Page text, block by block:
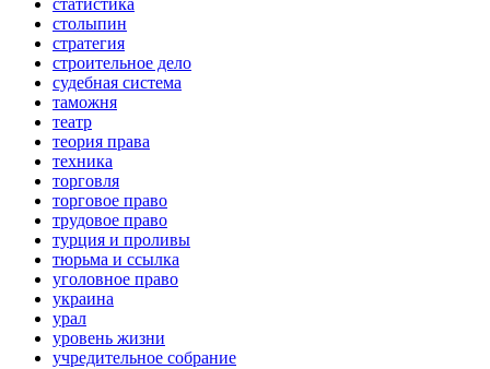
статистика
столыпин
стратегия
строительное дело
судебная система
таможня
театр
теория права
техника
торговля
торговое право
трудовое право
турция и проливы
тюрьма и ссылка
уголовное право
украина
урал
уровень жизни
учредительное собрание